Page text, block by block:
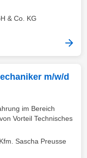
& Co. KG
m/w/d
im Bereich
Vorteil Technisches
Sascha Preusse